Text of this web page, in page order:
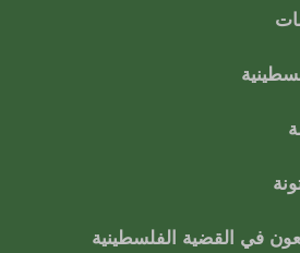
في القضية الفلسطينية